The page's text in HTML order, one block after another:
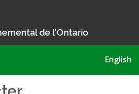
de l'Ontario
English